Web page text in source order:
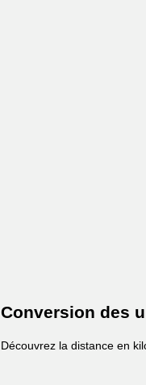
Conversion des
Découvrez la distance en